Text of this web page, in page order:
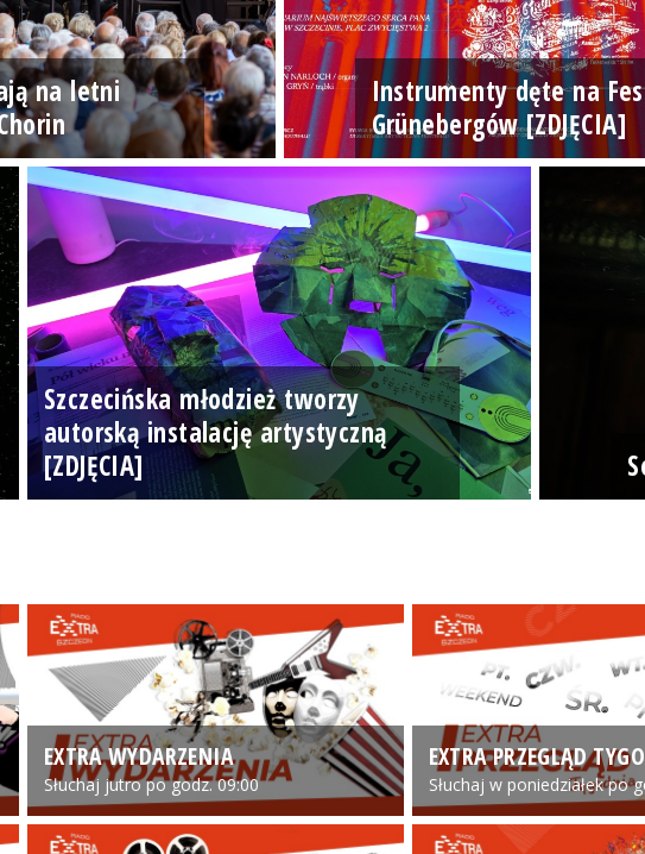
na letni
Instrumenty dęte na
Grünebergów [ZDJĘCIA]
Szczecińska młodzież tworzy
autorską instalację artystyczną
[ZDJĘCIA]
EXTRA WYDARZENIA
Słuchaj jutro po godz. 09:00
EXTRA PRZEGLĄD
Słuchaj w poniedziałek po